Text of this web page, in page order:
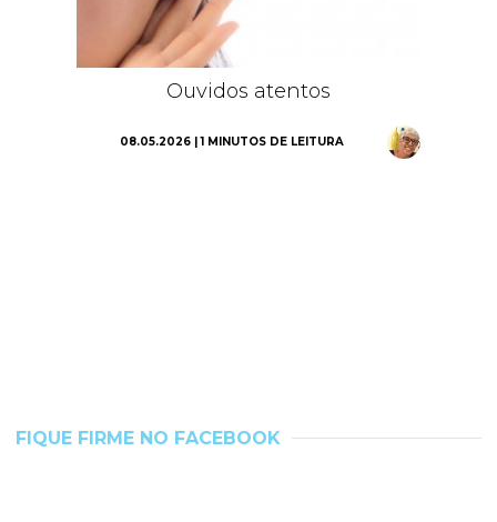
Ouvidos atentos
08.05.2026 | 1 MINUTOS DE LEITURA
FIQUE FIRME NO FACEBOOK